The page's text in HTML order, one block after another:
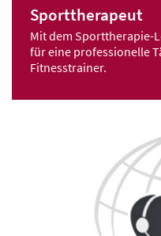
Sporttherapeut
Mit dem Sporttherapie-
für eine professionelle
Fitnesstrainer.